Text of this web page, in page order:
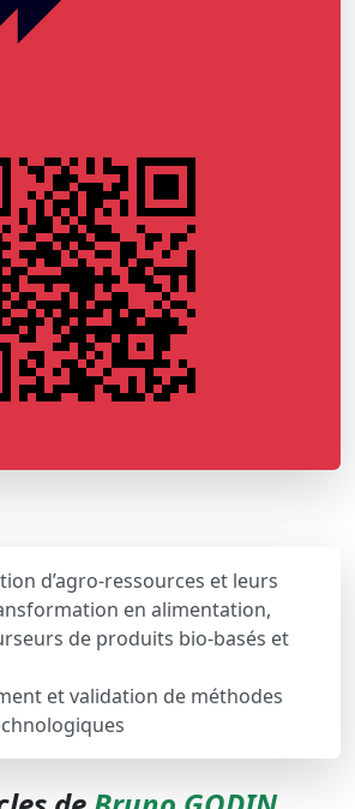
d’agro-ressources et leurs
en alimentation,
de produits bio-basés et
et validation de méthodes